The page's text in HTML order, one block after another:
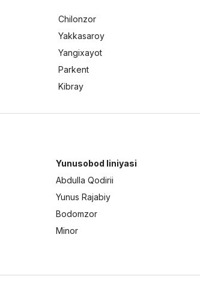
Chilonzor
Yakkasaroy
Yangixayot
Parkent
Kibray
Yunusobod liniyasi
Abdulla Qodirii
Yunus Rajabiy
Bodomzor
Minor